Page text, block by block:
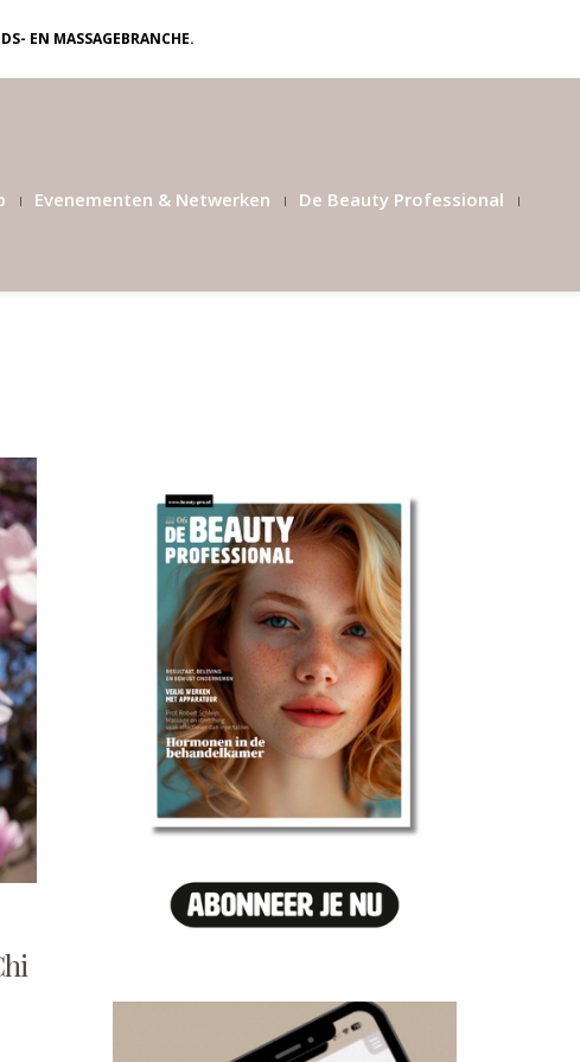
EN MASSAGEBRANCHE.
Evenementen & Netwerken De Beauty Professional